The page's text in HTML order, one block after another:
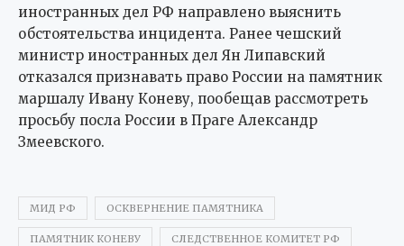
иностранных дел РФ направлено выяснить
обстоятельства инцидента. Ранее чешский
министр иностранных дел Ян Липавский
отказался признавать право России на памятник
маршалу Ивану Коневу, пообещав рассмотреть
просьбу посла России в Праге Александр
Змеевского.
МИД РФ ОСКВЕРНЕНИЕ ПАМЯТНИКА
ПАМЯТНИК КОНЕВУ СЛЕДСТВЕННОЕ КОМИТЕТ РФ